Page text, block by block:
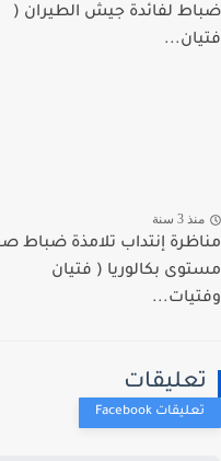
لفائدة جيش الطيران (
3 سنة
إنتداب تلامذة ضباط صف
بكالوريا ( فتيان